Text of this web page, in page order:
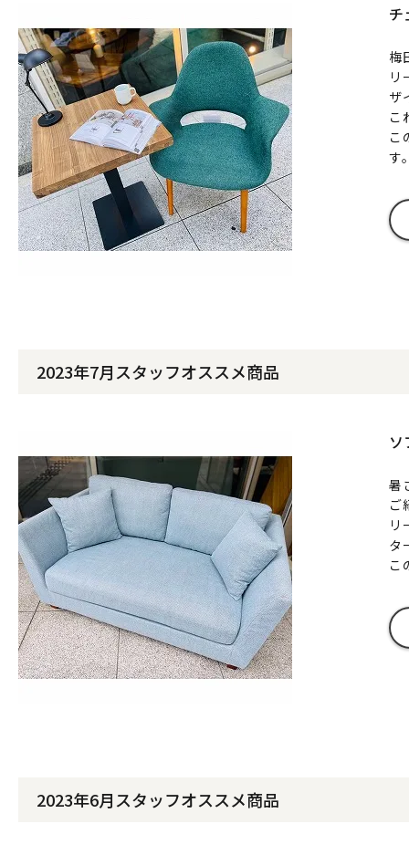
チ
梅
リ
ザ
こ
こ
す
2023年7月スタッフオススメ商品
暑
ご
リ
タ
こ
2023年6月スタッフオススメ商品